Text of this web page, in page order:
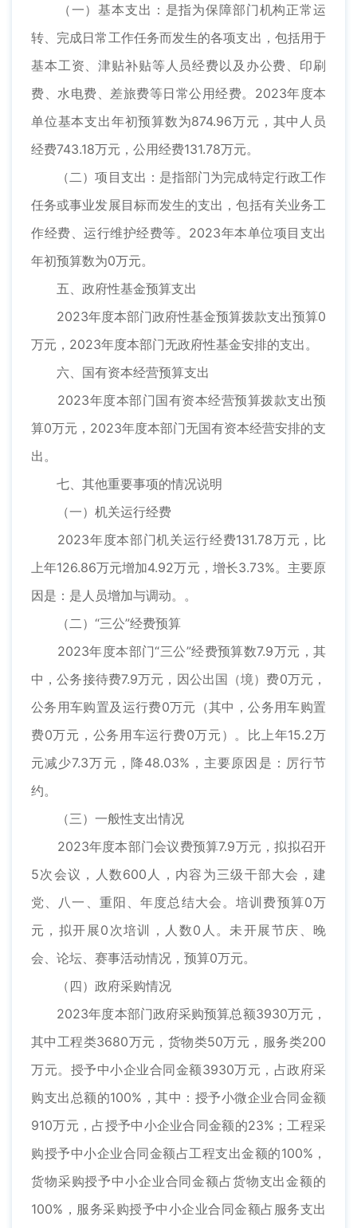
（一）基本支出：是指为保障部门机构正常运
转、完成日常工作任务而发生的各项支出，包括用于
基本工资、津贴补贴等人员经费以及办公费、印刷
费、水电费、差旅费等日常公用经费。2023年度本
单位基本支出年初预算数为874.96万元，其中人员
经费743.18万元，公用经费131.78万元。
（二）项目支出：是指部门为完成特定行政工作
任务或事业发展目标而发生的支出，包括有关业务工
作经费、运行维护经费等。2023年本单位项目支出
年初预算数为0万元。
五、政府性基金预算支出
2023年度本部门政府性基金预算拨款支出预算0
万元，2023年度本部门无政府性基金安排的支出。
六、国有资本经营预算支出
2023年度本部门国有资本经营预算拨款支出预
算0万元，2023年度本部门无国有资本经营安排的支
出。
七、其他重要事项的情况说明
（一）机关运行经费
2023年度本部门机关运行经费131.78万元，比
上年126.86万元增加4.92万元，增长3.73%。主要原
因是：是人员增加与调动。。
（二）“三公”经费预算
2023年度本部门“三公”经费预算数7.9万元，其
中，公务接待费7.9万元，因公出国（境）费0万元，
公务用车购置及运行费0万元（其中，公务用车购置
费0万元，公务用车运行费0万元）。比上年15.2万
元减少7.3万元，降48.03%，主要原因是：厉行节
约。
（三）一般性支出情况
2023年度本部门会议费预算7.9万元，拟拟召开
5次会议，人数600人，内容为三级干部大会，建
党、八一、重阳、年度总结大会。培训费预算0万
元，拟开展0次培训，人数0人。未开展节庆、晚
会、论坛、赛事活动情况，预算0万元。
（四）政府采购情况
2023年度本部门政府采购预算总额3930万元，
其中工程类3680万元，货物类50万元，服务类200
万元。授予中小企业合同金额3930万元，占政府采
购支出总额的100%，其中：授予小微企业合同金额
910万元，占授予中小企业合同金额的23%；工程采
购授予中小企业合同金额占工程支出金额的100%，
货物采购授予中小企业合同金额占货物支出金额的
100%，服务采购授予中小企业合同金额占服务支出